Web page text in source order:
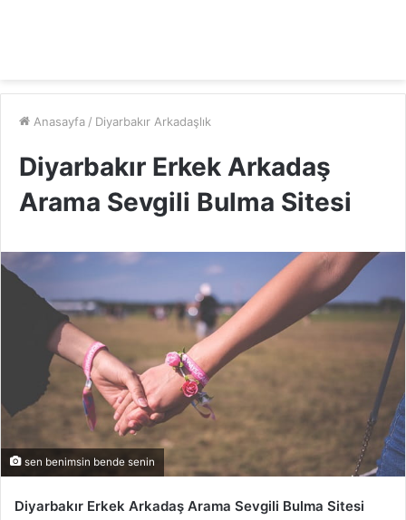
Anasayfa / Diyarbakır Arkadaşlık
Diyarbakır Erkek Arkadaş
Arama Sevgili Bulma Sitesi
sen benimsin bende senin
Diyarbakır Erkek Arkadaş Arama Sevgili Bulma Sitesi